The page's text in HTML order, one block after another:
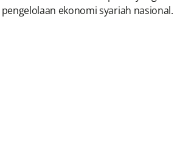
ekonomi syariah nasional.